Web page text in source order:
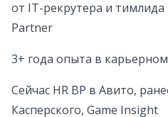
от IT-рекрутера и
Partner
3+ года опыта в
Сейчас HR BP в Авито,
Касперского, Game Insight